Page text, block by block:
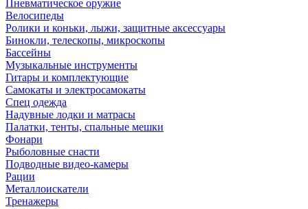
Пневматическое оружие
Велосипеды
Ролики и коньки, лыжи, защитные аксессуары
Бинокли, телескопы, микроскопы
Бассейны
Музыкальные инструменты
Гитары и комплектующие
Самокаты и электросамокаты
Спец одежда
Надувные лодки и матрасы
Палатки, тенты, спальные мешки
Фонари
Рыболовные снасти
Подводные видео-камеры
Рации
Металлоискатели
Тренажеры